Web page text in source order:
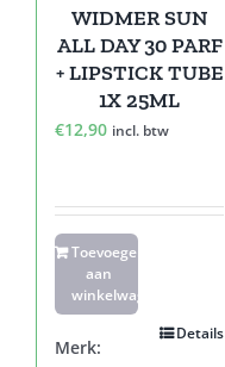
WIDMER SUN
ALL DAY 30 PARF
+ LIPSTICK TUBE
1X 25ML
€12,90 incl. btw
Toevoegen
aan
winkelwagen
Details
Merk: